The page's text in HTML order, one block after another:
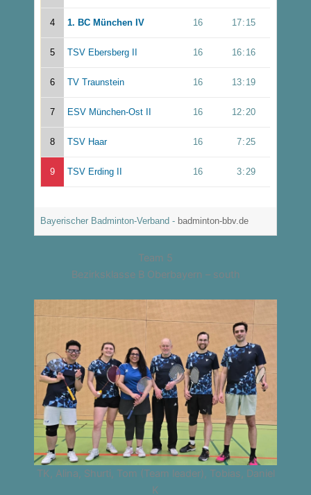
4 1. BC München IV 16 17: 15
5 TSV Ebersberg II 16 16: 16
6 TV Traunstein 16 13: 19
7 ESV München-Ost II 16 12: 20
8 TSV Haar 16 7: 25
9 TSV Erding II 16 3: 29
Bayerischer Badminton-Verband - badminton-bbv.de
Team 5
Bezirksklasse B Oberbayern – south
TK, Alina, Shurti, Tom (Team leader), Tobias, Daniel
K